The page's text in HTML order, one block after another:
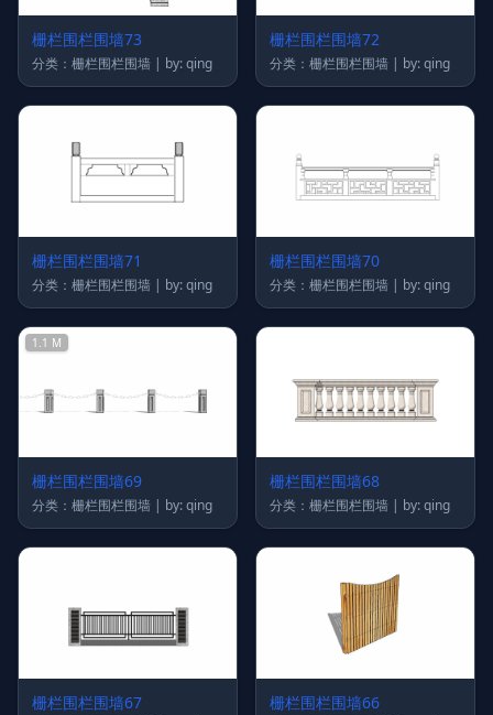
栅栏围栏围墙73
分类：栅栏围栏围墙 | by: qing
栅栏围栏围墙72
分类：栅栏围栏围墙 | by: qing
栅栏围栏围墙71
分类：栅栏围栏围墙 | by: qing
栅栏围栏围墙70
分类：栅栏围栏围墙 | by: qing
1.1 M
栅栏围栏围墙69
分类：栅栏围栏围墙 | by: qing
栅栏围栏围墙68
分类：栅栏围栏围墙 | by: qing
栅栏围栏围墙67 栅栏围栏围墙66